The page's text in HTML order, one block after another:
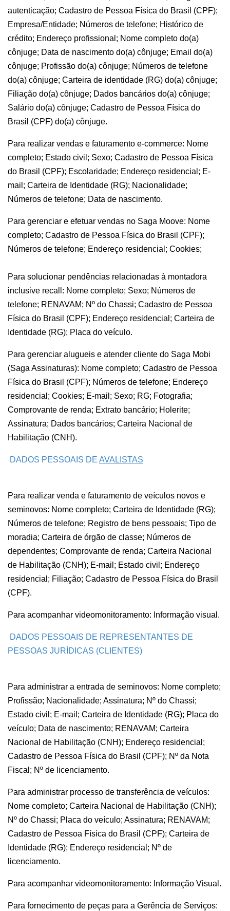
autenticação; Cadastro de Pessoa Física do Brasil (CPF);
Empresa/Entidade; Números de telefone; Histórico de
crédito; Endereço profissional; Nome completo do(a)
cônjuge; Data de nascimento do(a) cônjuge; Email do(a)
cônjuge; Profissão do(a) cônjuge; Números de telefone
do(a) cônjuge; Carteira de identidade (RG) do(a) cônjuge;
Filiação do(a) cônjuge; Dados bancários do(a) cônjuge;
Salário do(a) cônjuge; Cadastro de Pessoa Física do
Brasil (CPF) do(a) cônjuge.
Para realizar vendas e faturamento e-commerce: Nome
completo; Estado civil; Sexo; Cadastro de Pessoa Física
do Brasil (CPF); Escolaridade; Endereço residencial; E-
mail; Carteira de Identidade (RG); Nacionalidade;
Números de telefone; Data de nascimento.
Para gerenciar e efetuar vendas no Saga Moove: Nome
completo; Cadastro de Pessoa Física do Brasil (CPF);
Números de telefone; Endereço residencial; Cookies;
Para solucionar pendências relacionadas à montadora
inclusive recall: Nome completo; Sexo; Números de
telefone; RENAVAM; Nº do Chassi; Cadastro de Pessoa
Física do Brasil (CPF); Endereço residencial; Carteira de
Identidade (RG); Placa do veículo.
Para gerenciar alugueis e atender cliente do Saga Mobi
(Saga Assinaturas): Nome completo; Cadastro de Pessoa
Física do Brasil (CPF); Números de telefone; Endereço
residencial; Cookies; E-mail; Sexo; RG; Fotografia;
Comprovante de renda; Extrato bancário; Holerite;
Assinatura; Dados bancários; Carteira Nacional de
Habilitação (CNH).
DADOS PESSOAIS DE AVALISTAS
Para realizar venda e faturamento de veículos novos e
seminovos: Nome completo; Carteira de Identidade (RG);
Números de telefone; Registro de bens pessoais; Tipo de
moradia; Carteira de órgão de classe; Números de
dependentes; Comprovante de renda; Carteira Nacional
de Habilitação (CNH); E-mail; Estado civil; Endereço
residencial; Filiação; Cadastro de Pessoa Física do Brasil
(CPF).
Para acompanhar videomonitoramento: Informação visual.
DADOS PESSOAIS DE REPRESENTANTES DE
PESSOAS JURÍDICAS (CLIENTES)
Para administrar a entrada de seminovos: Nome completo;
Profissão; Nacionalidade; Assinatura; Nº do Chassi;
Estado civil; E-mail; Carteira de Identidade (RG); Placa do
veículo; Data de nascimento; RENAVAM; Carteira
Nacional de Habilitação (CNH); Endereço residencial;
Cadastro de Pessoa Física do Brasil (CPF); Nº da Nota
Fiscal; Nº de licenciamento.
Para administrar processo de transferência de veículos:
Nome completo; Carteira Nacional de Habilitação (CNH);
Nº do Chassi; Placa do veículo; Assinatura; RENAVAM;
Cadastro de Pessoa Física do Brasil (CPF); Carteira de
Identidade (RG); Endereço residencial; Nº de
licenciamento.
Para acompanhar videomonitoramento: Informação Visual.
Para fornecimento de peças para a Gerência de Serviços: